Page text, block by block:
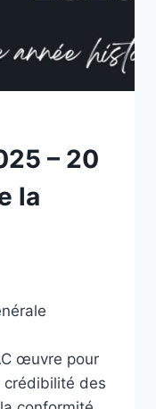
– 20
la
œuvre pour
crédibilité des